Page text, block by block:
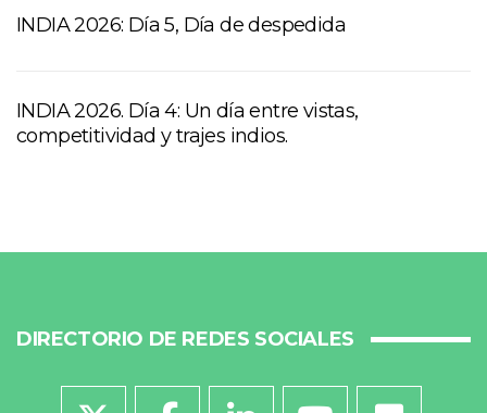
INDIA 2026: Día 5, Día de despedida
INDIA 2026. Día 4: Un día entre vistas,
competitividad y trajes indios.
DIRECTORIO DE REDES SOCIALES